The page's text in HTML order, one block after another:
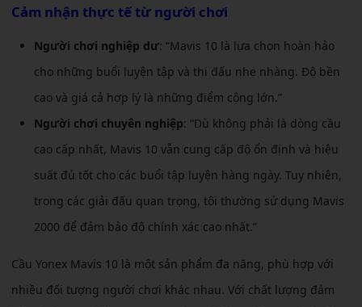
Cảm nhận thực tế từ người chơi
Người chơi nghiệp dư: “Mavis 10 là lựa chọn hoàn hảo
cho những buổi luyện tập và thi đấu nhẹ nhàng. Độ bền
cao và giá cả hợp lý là những điểm cộng lớn.”
Người chơi chuyên nghiệp: “Dù không phải là dòng cầu
cao cấp nhất, Mavis 10 vẫn cung cấp độ ổn định và hiệu
suất đủ tốt cho các buổi tập luyện hàng ngày. Tuy nhiên,
trong các giải đấu quan trọng, tôi thường sử dụng Mavis
2000 để đảm bảo độ chính xác cao nhất.”
Cầu Yonex Mavis 10 là một sản phẩm đa năng, phù hợp với
nhiều đối tượng người chơi khác nhau. Với chất lượng đảm